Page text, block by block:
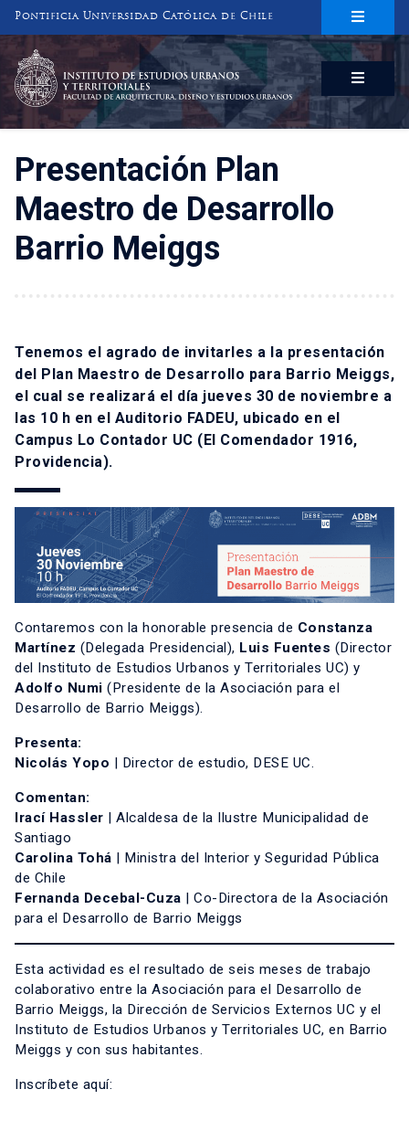
Pontificia Universidad Católica de Chile
INSTITUTO DE ESTUDIOS URBANOS
Y TERRITORIALES
FACULTAD DE ARQUITECTURA, DISEÑO Y ESTUDIOS URBANOS
Presentación Plan
Maestro de Desarrollo
Barrio Meiggs
Tenemos el agrado de invitarles a la presentación
del Plan Maestro de Desarrollo para Barrio Meiggs,
el cual se realizará el día jueves 30 de noviembre a
las 10 h en el Auditorio FADEU, ubicado en el
Campus Lo Contador UC (El Comendador 1916,
Providencia).
Contaremos con la honorable presencia de Constanza
Martínez (Delegada Presidencial), Luis Fuentes (Director
del Instituto de Estudios Urbanos y Territoriales UC) y
Adolfo Numi (Presidente de la Asociación para el
Desarrollo de Barrio Meiggs).
Presenta:
Nicolás Yopo | Director de estudio, DESE UC.
Comentan:
Irací Hassler | Alcaldesa de la Ilustre Municipalidad de
Santiago
Carolina Tohá | Ministra del Interior y Seguridad Pública
de Chile
Fernanda Decebal-Cuza | Co-Directora de la Asociación
para el Desarrollo de Barrio Meiggs
Esta actividad es el resultado de seis meses de trabajo
colaborativo entre la Asociación para el Desarrollo de
Barrio Meiggs, la Dirección de Servicios Externos UC y el
Instituto de Estudios Urbanos y Territoriales UC, en Barrio
Meiggs y con sus habitantes.
Inscríbete aquí: